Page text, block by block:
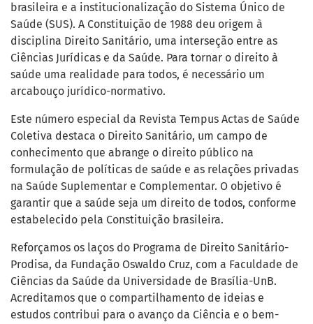
brasileira e a institucionalização do Sistema Único de
Saúde (SUS). A Constituição de 1988 deu origem à
disciplina Direito Sanitário, uma interseção entre as
Ciências Jurídicas e da Saúde. Para tornar o direito à
saúde uma realidade para todos, é necessário um
arcabouço jurídico-normativo.
Este número especial da Revista Tempus Actas de Saúde
Coletiva destaca o Direito Sanitário, um campo de
conhecimento que abrange o direito público na
formulação de políticas de saúde e as relações privadas
na Saúde Suplementar e Complementar. O objetivo é
garantir que a saúde seja um direito de todos, conforme
estabelecido pela Constituição brasileira.
Reforçamos os laços do Programa de Direito Sanitário-
Prodisa, da Fundação Oswaldo Cruz, com a Faculdade de
Ciências da Saúde da Universidade de Brasília-UnB.
Acreditamos que o compartilhamento de ideias e
estudos contribui para o avanço da Ciência e o bem-